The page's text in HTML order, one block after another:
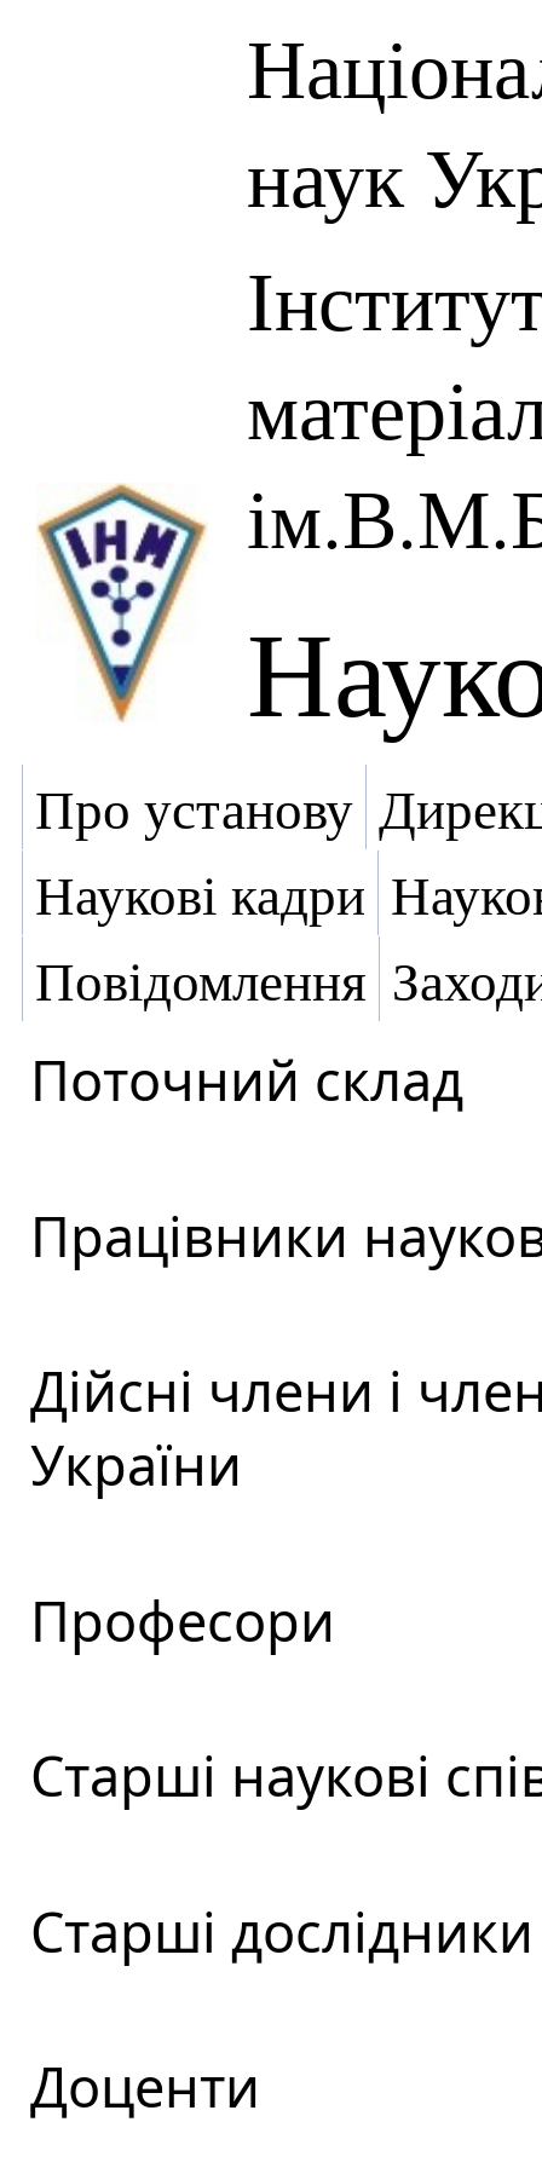
наук
Про установу
Наукові кадри
Повідомлення
Поточний склад
Працівники
Дійсні члени і
України
Професори
Старші наукові
Старші дослідники
Доценти